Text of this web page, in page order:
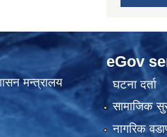
मन्त्रालय
eGov
घटना दर्ता
सामाजिक
नागरिक